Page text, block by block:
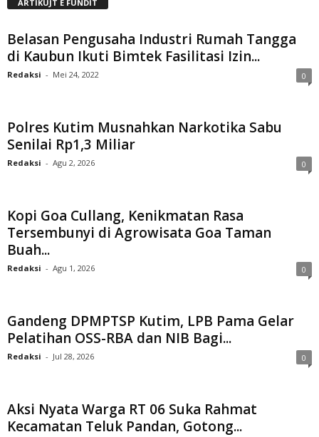
ARTIKUJT E FUNDIT
Belasan Pengusaha Industri Rumah Tangga
di Kaubun Ikuti Bimtek Fasilitasi Izin...
Redaksi - Mei 24, 2022 0
Polres Kutim Musnahkan Narkotika Sabu
Senilai Rp1,3 Miliar
Redaksi - Agu 2, 2026 0
Kopi Goa Cullang, Kenikmatan Rasa
Tersembunyi di Agrowisata Goa Taman
Buah...
Redaksi - Agu 1, 2026 0
Gandeng DPMPTSP Kutim, LPB Pama Gelar
Pelatihan OSS-RBA dan NIB Bagi...
Redaksi - Jul 28, 2026 0
Aksi Nyata Warga RT 06 Suka Rahmat
Kecamatan Teluk Pandan, Gotong...